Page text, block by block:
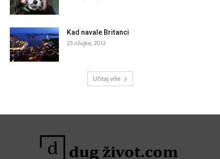
Kad navale Britanci
23 ožujka, 2012
Učitaj više